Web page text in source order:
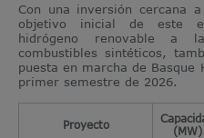
Con una inversión cercana
objetivo inicial de este
hidrógeno renovable a
combustibles sintéticos,
puesta en marcha de
primer semestre de 2026.
Proyecto
(MW)